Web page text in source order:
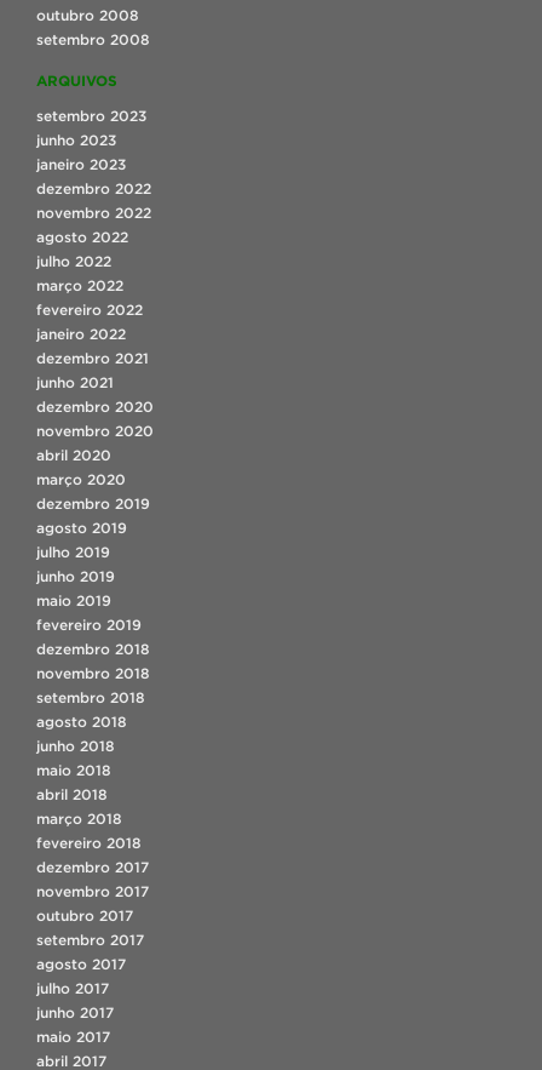
outubro 2008
setembro 2008
ARQUIVOS
setembro 2023
junho 2023
janeiro 2023
dezembro 2022
novembro 2022
agosto 2022
julho 2022
março 2022
fevereiro 2022
janeiro 2022
dezembro 2021
junho 2021
dezembro 2020
novembro 2020
abril 2020
março 2020
dezembro 2019
agosto 2019
julho 2019
junho 2019
maio 2019
fevereiro 2019
dezembro 2018
novembro 2018
setembro 2018
agosto 2018
junho 2018
maio 2018
abril 2018
março 2018
fevereiro 2018
dezembro 2017
novembro 2017
outubro 2017
setembro 2017
agosto 2017
julho 2017
junho 2017
maio 2017
abril 2017